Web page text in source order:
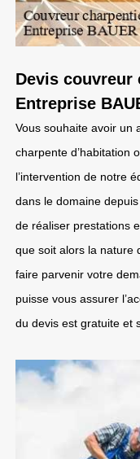
Devis couvreur
Entreprise
Vous souhaite avoir un
charpente d’habitation
l’intervention de notre
dans le domaine
de réaliser prestations
que soit alors la nature
faire parvenir votre
puisse vous assurer
du devis est gratuite et